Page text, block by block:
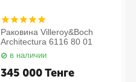
Раковина Villeroy&Boch
Architectura 6116 80 01
в наличии
345 000Тенге